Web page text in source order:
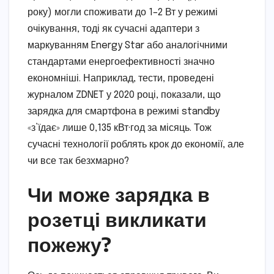
року) могли споживати до 1–2 Вт у режимі
очікування, тоді як сучасні адаптери з
маркуванням Energy Star або аналогічними
стандартами енергоефективності значно
економніші. Наприклад, тести, проведені
журналом ZDNET у 2020 році, показали, що
зарядка для смартфона в режимі standby
«з’їдає» лише 0,135 кВт·год за місяць. Тож
сучасні технології роблять крок до економії, але
чи все так безхмарно?
Чи може зарядка в
розетці викликати
пожежу?